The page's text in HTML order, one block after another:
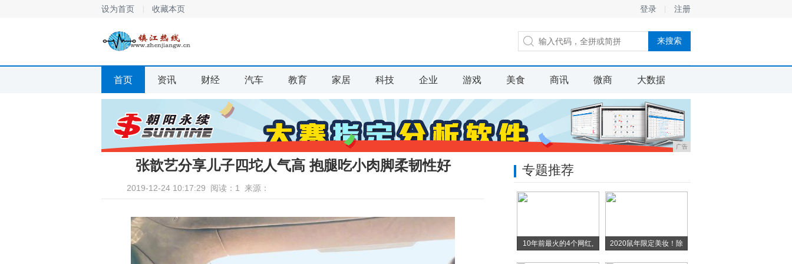
设为首页 收藏本页 登录 注册
首页 资讯 财经 汽车 教育 家居 科技 企业 游戏 美食 商讯 微商 大数据
广告
张歆艺分享儿子四坨人气高 抱腿吃小肉脚柔韧性好
2019-12-24 10:17:29 阅读：1 来源：
专题推荐
10年前最火的4个网红, 2020鼠年限定美妆！除